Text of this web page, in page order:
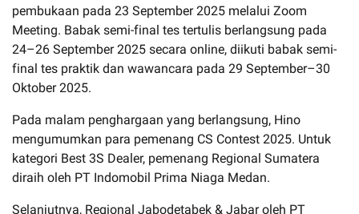
pembukaan pada 23 September 2025 melalui Zoom
Meeting. Babak semi-final tes tertulis berlangsung pada
24–26 September 2025 secara online, diikuti babak semi-
final tes praktik dan wawancara pada 29 September–30
Oktober 2025.
Pada malam penghargaan yang berlangsung, Hino
mengumumkan para pemenang CS Contest 2025. Untuk
kategori Best 3S Dealer, pemenang Regional Sumatera
diraih oleh PT Indomobil Prima Niaga Medan.
Selanjutnya, Regional Jabodetabek & Jabar oleh PT